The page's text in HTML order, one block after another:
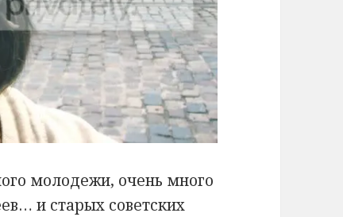
молодежи, очень много
и старых советских